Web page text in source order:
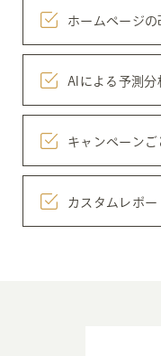
ホームページの
AIによる予測分
キャンペーンご
カスタムレポー